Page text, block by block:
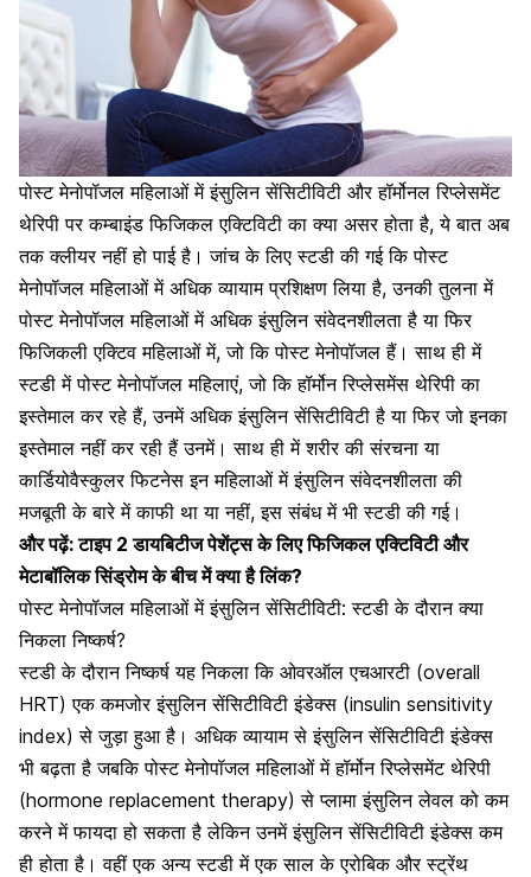
पोस्ट मेनोपॉजल महिलाओं में इंसुलिन सेंसिटीविटी और हॉर्मोनल रिप्लेसमेंट
थेरिपी पर कम्बाइंड फिजिकल एक्टिविटी का क्या असर होता है, ये बात अब
तक क्लीयर नहीं हो पाई है। जांच के लिए स्टडी की गई कि पोस्ट
मेनोपॉजल महिलाओं में अधिक व्यायाम प्रशिक्षण लिया है, उनकी तुलना में
पोस्ट मेनोपॉजल महिलाओं में अधिक इंसुलिन संवेदनशीलता है या फिर
फिजिकली एक्टिव महिलाओं में, जो कि पोस्ट मेनोपॉजल हैं। साथ ही में
स्टडी में पोस्ट मेनोपॉजल महिलाएं, जो कि हॉर्मोन रिप्लेसमेंस थेरिपी का
इस्तेमाल कर रहे हैं, उनमें अधिक इंसुलिन सेंसिटीविटी है या फिर जो इनका
इस्तेमाल नहीं कर रही हैं उनमें। साथ ही में शरीर की संरचना या
कार्डियोवैस्कुलर फिटनेस इन महिलाओं में इंसुलिन संवेदनशीलता की
मजबूती के बारे में काफी था या नहीं, इस संबंध में भी स्टडी की गई।
और पढ़ें:टाइप 2 डायबिटीज पेशेंट्स के लिए फिजिकल एक्टिविटी और
मेटाबॉलिक सिंड्रोम के बीच में क्या है लिंक?
पोस्ट मेनोपॉजल महिलाओं में इंसुलिन सेंसिटीविटी: स्टडी के दौरान क्या
निकला निष्कर्ष?
स्टडी के दौरान निष्कर्ष यह निकला कि ओवरऑल एचआरटी (overall
HRT) एक कमजोर इंसुलिन सेंसिटीविटी इंडेक्स (insulin sensitivity
index) से जुड़ा हुआ है। अधिक व्यायाम से इंसुलिन सेंसिटीविटी इंडेक्स
भी बढ़ता है जबकि पोस्ट मेनोपॉजल महिलाओं मेंहॉर्मोन रिप्लेसमेंट थेरिपी
(hormone replacement therapy)से प्लामा इंसुलिन लेवल को कम
करने में फायदा हो सकता है लेकिन उनमें इंसुलिन सेंसिटीविटी इंडेक्स कम
ही होता है। वहीं एक अन्य स्टडी में एक साल के एरोबिक और स्ट्रेंथ